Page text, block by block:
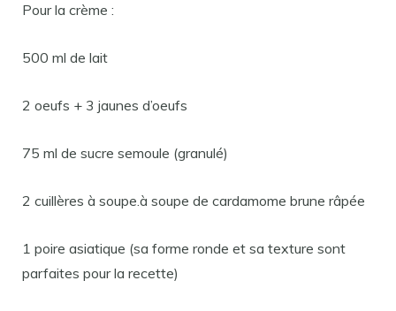
Pour la crème :
500 ml de lait
2 oeufs + 3 jaunes d’oeufs
75 ml de sucre semoule (granulé)
2 cuillères à soupe.à soupe de cardamome brune râpée
1 poire asiatique (sa forme ronde et sa texture sont
parfaites pour la recette)